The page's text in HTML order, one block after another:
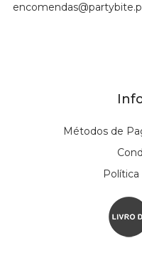
Métodos de